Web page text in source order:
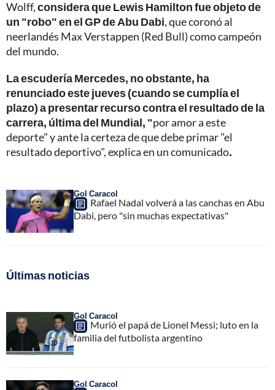
Wolff,considera que Lewis Hamilton fue objeto de
un "robo" en el GP de Abu Dabi, que coronó al
neerlandés Max Verstappen (Red Bull) como campeón
del mundo.
La escudería Mercedes, no obstante, ha
renunciado este jueves (cuando se cumplía el
plazo) a presentar recurso contra el resultado de la
carrera, última del Mundial, "por amor a este
deporte" y ante la certeza de que debe primar "el
resultado deportivo", explica en un comunicado.
Gol Caracol
Rafael Nadal volverá a las canchas en Abu
Dabi, pero "sin muchas expectativas"
Últimas noticias
Gol Caracol
Murió el papá de Lionel Messi; luto en la
familia del futbolista argentino
Gol Caracol